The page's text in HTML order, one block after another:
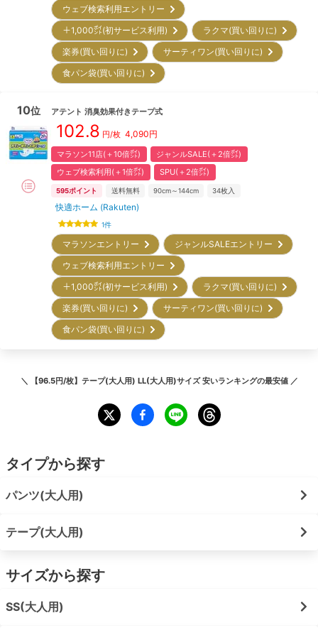
ウェブ検索利用エントリー
＋1,000㌽(初サービス利用)
ラクマ(買い回りに)
楽券(買い回りに)
サーティワン(買い回りに)
食パン袋(買い回りに)
10位 アテント 消臭効果付きテープ式
102.8 円/枚 4,090円
マラソン11店(＋10倍㌽)
ジャンルSALE(＋2倍㌽)
ウェブ検索利用(＋1倍㌽)
SPU(＋2倍㌽)
595ポイント 送料無料 90cm～144cm 34枚入
快適ホーム (Rakuten)
1件
マラソンエントリー
ジャンルSALEエントリー
ウェブ検索利用エントリー
＋1,000㌽(初サービス利用)
ラクマ(買い回りに)
楽券(買い回りに)
サーティワン(買い回りに)
食パン袋(買い回りに)
＼ 【96.5円/枚】テープ(大人用) LL(大人用)サイズ 安いランキングの最安値 ／
タイプから探す
パンツ(大人用)
テープ(大人用)
サイズから探す
SS(大人用)